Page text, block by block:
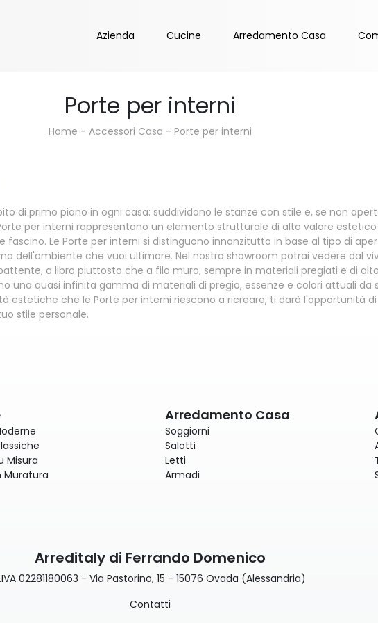
Azienda Cucine Arredamento Casa
Porte per interni
Home - Accessori Casa - Porte per interni
di primo piano in ogni casa: suddividono le stanze con stile e, se non
per interni rappresentano un elemento strutturale di alto valore
fascino. Le Porte per interni si distinguono innanzitutto in base al tipo di
dell'ambiente che vuoi ultimare. Nel nostro showroom potrai vedere dal
a libro piuttosto che a filo muro, sempre in materiali pregiati e di
una quasi infinita gamma di materiali di pregio, essenze e colori attuali da
estetiche che le Porte per interni riescono a ricreare, ti darà l'opportunità
stile personale.
Misura
Muratura
Arredamento Casa
Soggiorni
Salotti
Letti
Armadi
Arreditaly di Ferrando Domenico
02281180063 - Via Pastorino, 15 - 15076 Ovada (Alessandria)
Contatti